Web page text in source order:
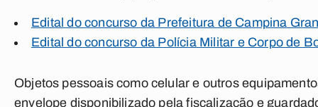
Edital do concurso da Prefeitura de Campina
Edital do concurso da Polícia Militar e Corpo de
Objetos pessoais como celular e outros
envelope disponibilizado pela fiscalização e